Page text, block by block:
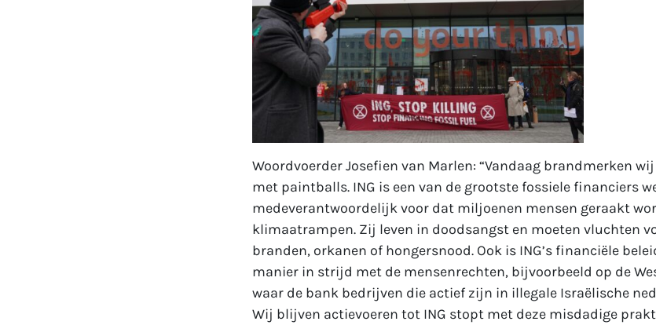
Woordvoerder Josefien van Marlen: “Vandaag brandmerken
met paintballs. ING is een van de grootste fossiele financiers
medeverantwoordelijk voor dat miljoenen mensen geraakt
klimaatrampen. Zij leven in doodsangst en moeten vluchten
branden, orkanen of hongersnood. Ook is ING’s financiële
manier in strijd met de mensenrechten, bijvoorbeeld op de
waar de bank bedrijven die actief zijn in illegale Israëlische
Wij blijven actievoeren tot ING stopt met deze misdadige